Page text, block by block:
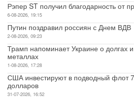
Рэпер ST получил благодарность от
6-08-2026, 19:15
Путин поздравил россиян с Днем ВДВ
2-08-2026, 09:23
Трамп напоминает Украине о долгах
металлах
1-08-2026, 17:28
США инвестируют в подводный флот
долларов
31-07-2026, 16:52